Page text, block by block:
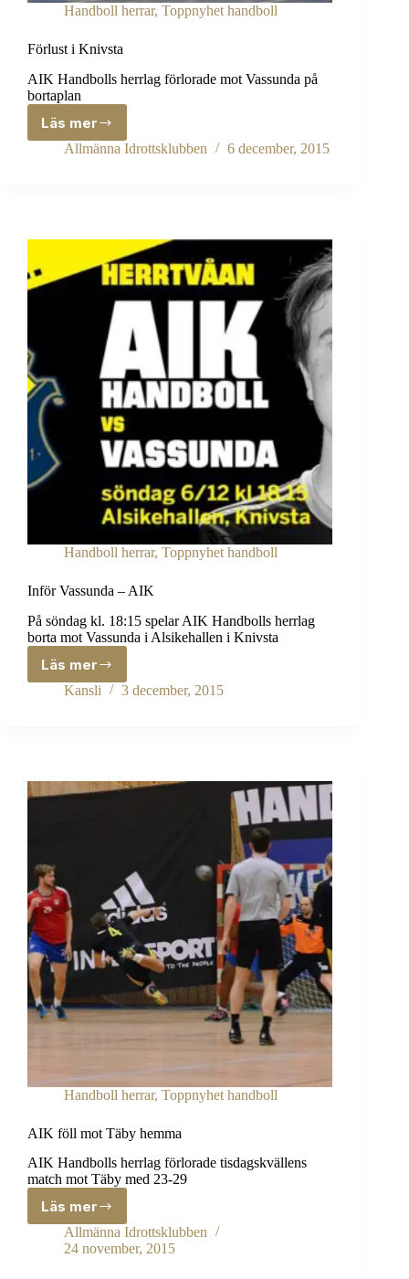
Handboll herrar, Toppnyhet handboll
Förlust i Knivsta
AIK Handbolls herrlag förlorade mot Vassunda på
bortaplan
Läs merFörlust
i
Allmänna Idrottsklubben 6 december, 2015
Handboll herrar, Toppnyhet handboll
Inför Vassunda – AIK
På söndag kl. 18:15 spelar AIK Handbolls herrlag
borta mot Vassunda i Alsikehallen i Knivsta
Läs mer
Inför
Vassunda
Kansli 3 december, 2015
Handboll herrar, Toppnyhet handboll
AIK föll mot Täby hemma
AIK Handbolls herrlag förlorade tisdagskvällens
match mot Täby med 23-29
Läs mer
AIK
föll
mot
Allmänna Idrottsklubben
24 november, 2015